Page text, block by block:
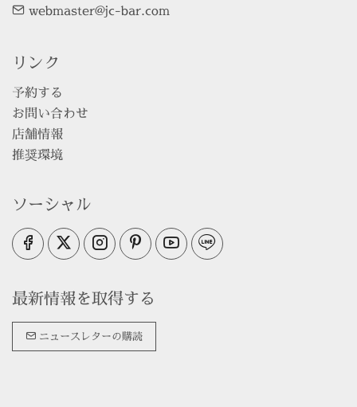
webmaster@jc-bar.com
リンク
予約する
お問い合わせ
店舗情報
推奨環境
ソーシャル
最新情報を取得する
ニュースレターの購読